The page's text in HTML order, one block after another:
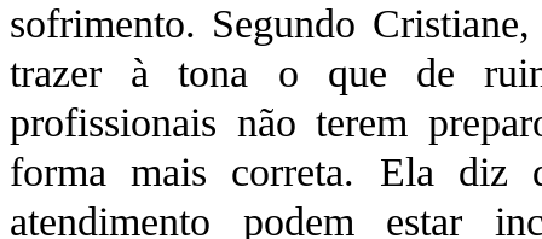
sofrimento. Segundo
trazer à tona o que de
profissionais não terem
forma mais correta. Ela diz
atendimento podem estar